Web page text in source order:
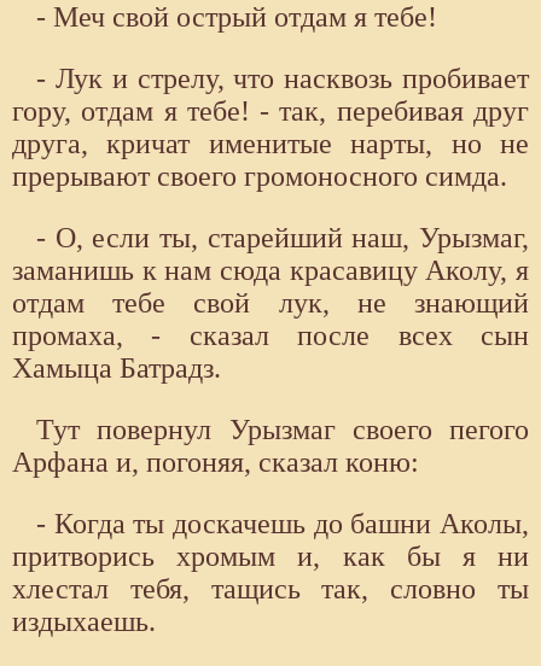
- Меч свой острый отдам я тебе!
- Лук и стрелу, что насквозь пробивает
гору, отдам я тебе! - так, перебивая друг
друга, кричат именитые нарты, но не
прерывают своего громоносного симда.
- О, если ты, старейший наш, Урызмаг,
заманишь к нам сюда красавицу Аколу, я
отдам тебе свой лук, не знающий
промаха, - сказал после всех сын
Хамыца Батрадз.
Тут повернул Урызмаг своего пегого
Арфана и, погоняя, сказал коню:
- Когда ты доскачешь до башни Аколы,
притворись хромым и, как бы я ни
хлестал тебя, тащись так, словно ты
издыхаешь.